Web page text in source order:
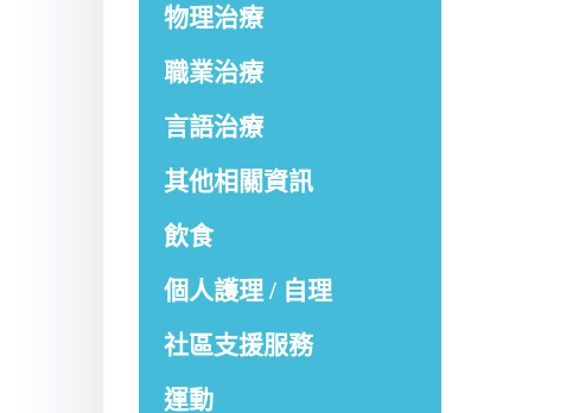
物理治療
職業治療
言語治療
其他相關資訊
飲食
個人護理 / 自理
社區支援服務
運動